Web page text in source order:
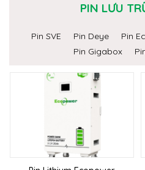
PIN LƯU
Pin SVE Pin Deye Pin
Pin Gigabox